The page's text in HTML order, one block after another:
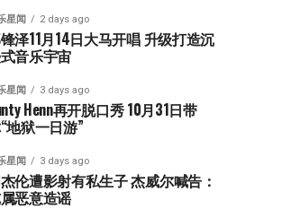
星闻 2 days ago
泽11月14日大马开唱 升级打造沉
音乐宇宙
星闻 3 days ago
Henn再开脱口秀 10月31日带
地狱一日游”
星闻 3 days ago
伦遭影射有私生子 杰威尔喊告：
恶意造谣